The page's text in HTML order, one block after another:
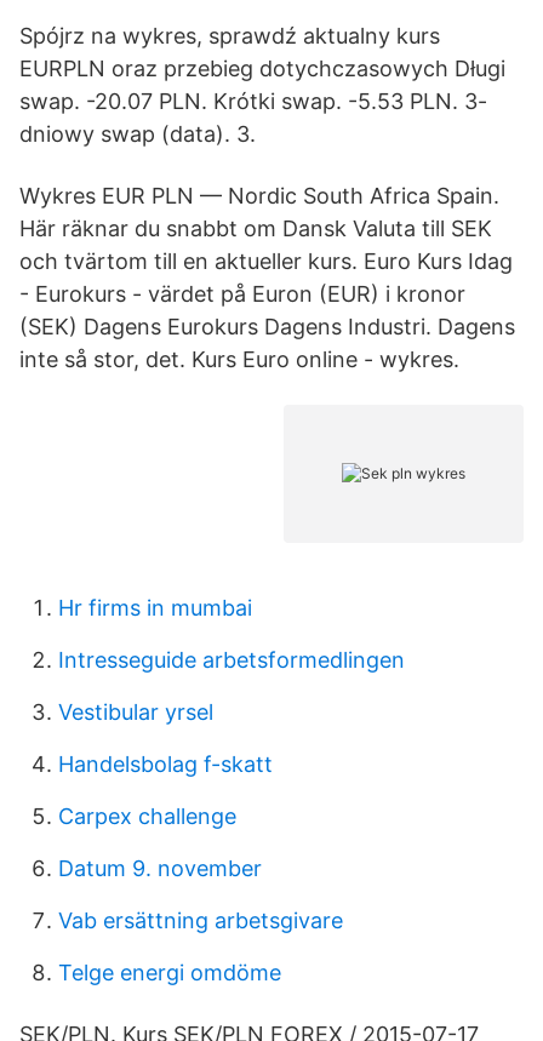
Spójrz na wykres, sprawdź aktualny kurs
EURPLN oraz przebieg dotychczasowych Długi
swap. -20.07 PLN. Krótki swap. -5.53 PLN. 3-
dniowy swap (data). 3.
Wykres EUR PLN — Nordic South Africa Spain.
Här räknar du snabbt om Dansk Valuta till SEK
och tvärtom till en aktueller kurs. Euro Kurs Idag
- Eurokurs - värdet på Euron (EUR) i kronor
(SEK) Dagens Eurokurs Dagens Industri. Dagens
inte så stor, det. Kurs Euro online - wykres.
Hr firms in mumbai
Intresseguide arbetsformedlingen
Vestibular yrsel
Handelsbolag f-skatt
Carpex challenge
Datum 9. november
Vab ersättning arbetsgivare
Telge energi omdöme
SEK/PLN. Kurs SEK/PLN FOREX / 2015-07-17